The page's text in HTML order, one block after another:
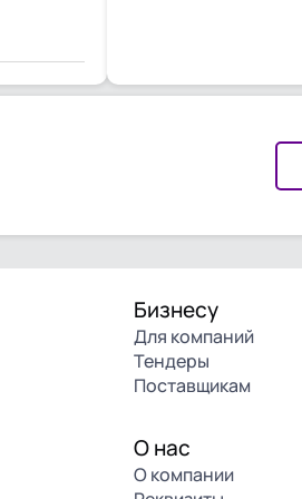
Бизнесу
Для компаний
Тендеры
Поставщикам
О нас
О компании